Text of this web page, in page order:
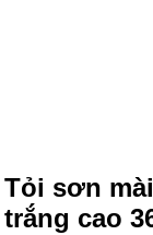
Tỏi sơn
trắng cao